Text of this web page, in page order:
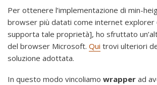
Per ottenere l’implementazione di min-
browser più datati come internet explorer
supporta tale proprietà], ho sfruttato
del browser Microsoft. Qui trovi ulteriori
soluzione adottata.
In questo modo vincoliamo wrapper ad